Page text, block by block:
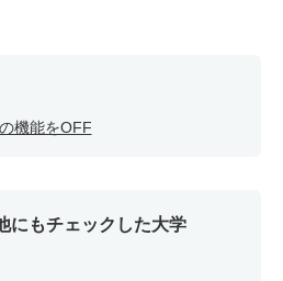
機能をOFF
にもチェックした大学